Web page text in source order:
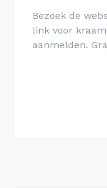
Bezoek de
link voor
aanmelden.